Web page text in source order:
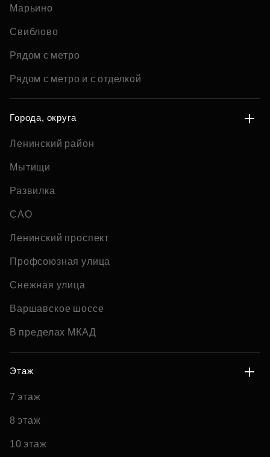
Марьино
Свиблово
Рядом с метро
Рядом с метро и с отделкой
Города, округа
Ленинский район
Мытищи
Развилка
САО
Ленинский проспект
Профсоюзная улица
Снежная улица
Варшавское шоссе
В пределах МКАД
Этаж
7 этаж
8 этаж
10 этаж